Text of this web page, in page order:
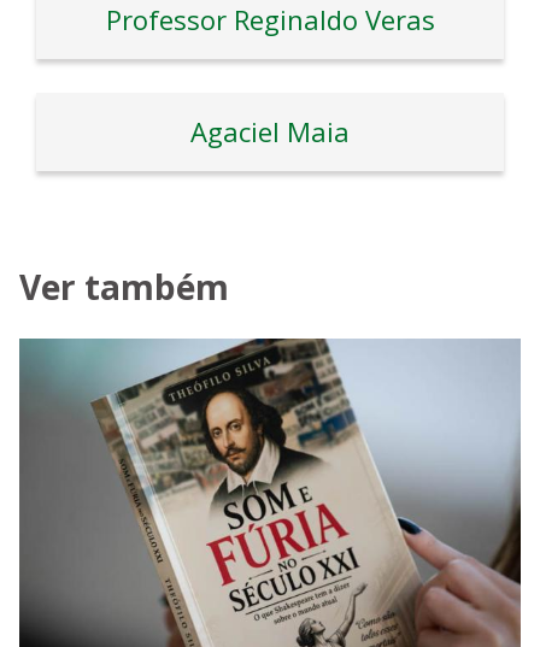
Professor Reginaldo Veras
Agaciel Maia
Ver também